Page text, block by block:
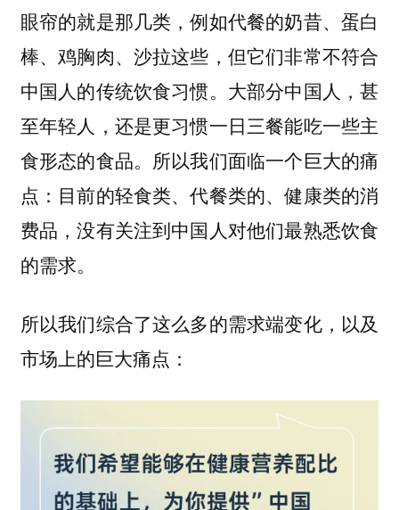
眼帘的就是那几类，例如代餐的奶昔、蛋白
棒、鸡胸肉、沙拉这些，但它们非常不符合
中国人的传统饮食习惯。大部分中国人，甚
至年轻人，还是更习惯一日三餐能吃一些主
食形态的食品。所以我们面临一个巨大的痛
点：目前的轻食类、代餐类的、健康类的消
费品，没有关注到中国人对他们最熟悉饮食
的需求。
所以我们综合了这么多的需求端变化，以及
市场上的巨大痛点：